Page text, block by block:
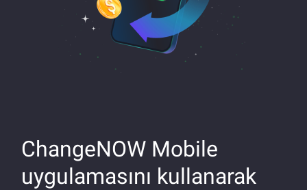
ChangeNOW Mobile
uygulamasını kullanarak